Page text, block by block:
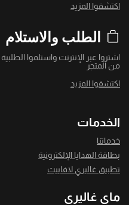
اكتشفوا المزيد
الطلب والاستلام
اشتروا عبر الإنترنت واستلموا الطلبية
من المتجر
اكتشفوا المزيد
الخدمات
خدماتنا
بطاقة الهدايا الإلكترونية
تطبيق غاليري لافاييت
ماي غاليري